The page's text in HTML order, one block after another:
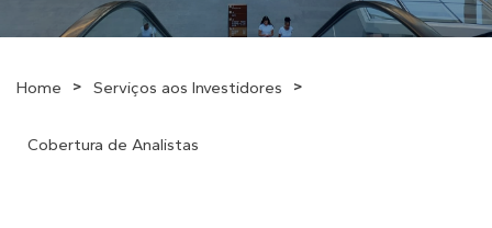
Home > Serviços aos Investidores >
Cobertura de Analistas